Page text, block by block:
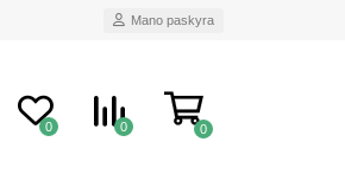
Mano paskyra
0 0 0